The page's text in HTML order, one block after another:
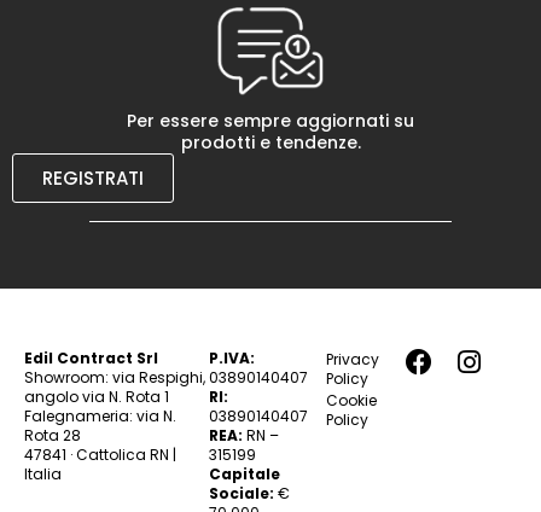
Per essere sempre aggiornati su
prodotti e tendenze.
REGISTRATI
Edil Contract Srl
Showroom: via Respighi,
angolo via N. Rota 1
Falegnameria: via N.
Rota 28
47841 · Cattolica RN |
Italia
P.IVA:
03890140407
RI:
03890140407
REA: RN –
315199
Capitale
Sociale: €
Privacy
Policy
Cookie
Policy